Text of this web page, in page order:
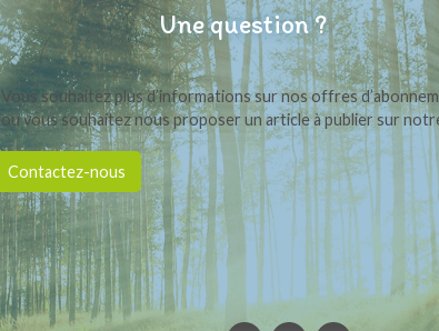
Une question ?
Vous souhaitez plus d’informations sur nos offres
ou vous souhaitez nous proposer un article à publier sur
Contactez-nous